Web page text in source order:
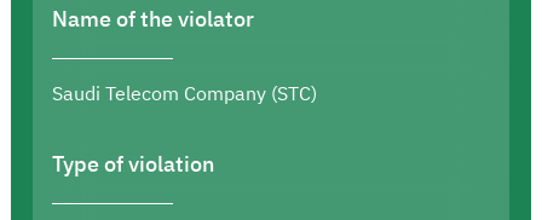
Name of the violator
Saudi Telecom Company (STC)
Type of violation